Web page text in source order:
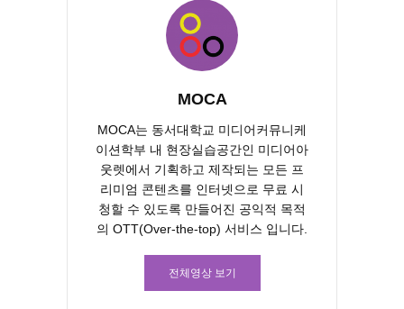
MOCA
MOCA는 동서대학교 미디어커뮤니케
이션학부 내 현장실습공간인 미디어아
웃렛에서 기획하고 제작되는 모든 프
리미엄 콘텐츠를 인터넷으로 무료 시
청할 수 있도록 만들어진 공익적 목적
의 OTT(Over-the-top) 서비스 입니다.
전체영상 보기